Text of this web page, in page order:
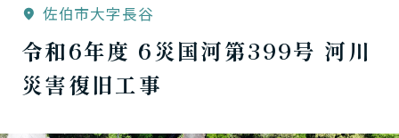
location_on 佐伯市大字長谷
令和6年度 6災国河第399号 河川
災害復旧工事